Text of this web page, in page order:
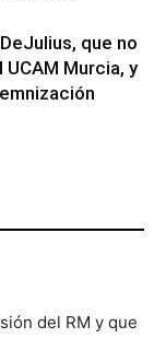
que no
Murcia, y
del RM y que